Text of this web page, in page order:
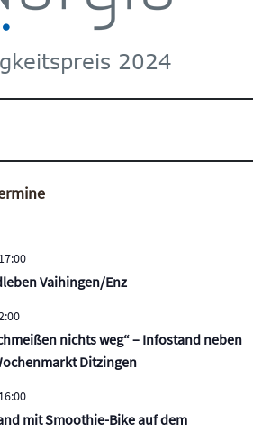
17:00
Vaihingen/Enz
nichts weg“ – Infostand neben
Ditzingen
16:00
mit Smoothie-Bike auf dem